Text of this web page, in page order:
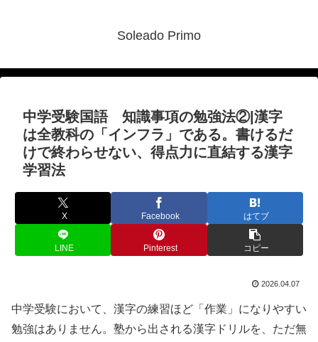
Soleado Primo
中学受験国語 知識事項の勉強法②|漢字
は全教科の「インフラ」である。書けるだ
けで終わらせない、得点力に直結する漢字
学習法
X Facebook はてブ
LINE Pinterest コピー
2026.04.07
中学受験において、漢字の練習ほど「作業」になりやすい
勉強はありません。塾から出される漢字ドリルを、ただ無